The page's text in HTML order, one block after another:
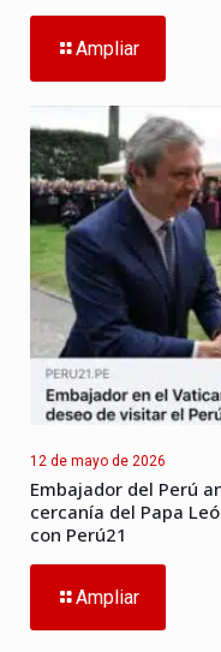
Ampliar
12 de mayo de 2026
Embajador del Perú
cercanía del Papa
con Perú21
Ampliar